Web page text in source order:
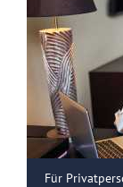
Für